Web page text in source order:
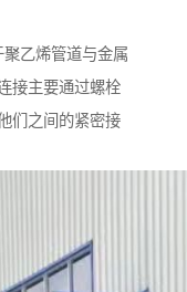
乙烯管道与金属
接主要通过螺栓
们之间的紧密接